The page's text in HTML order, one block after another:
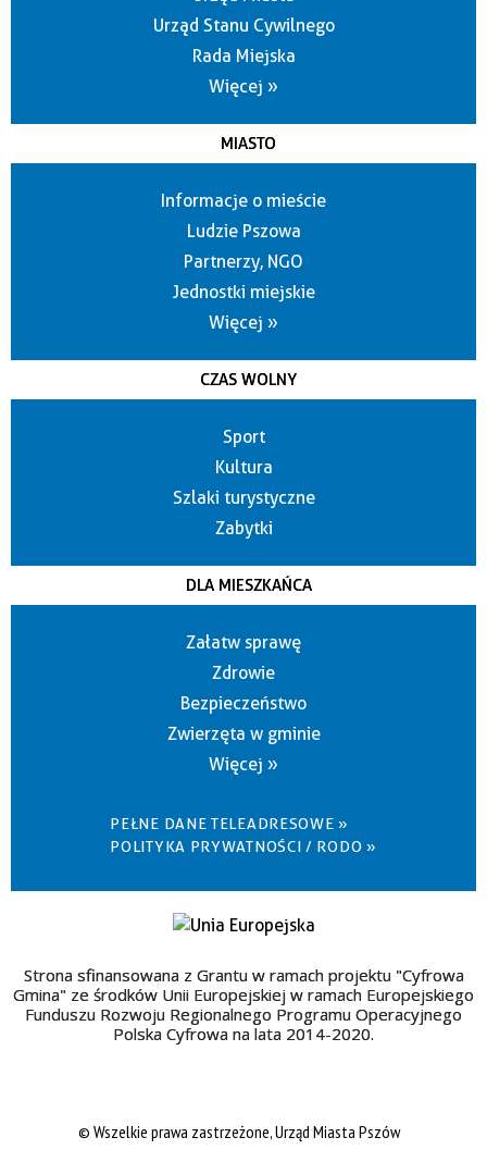
Urząd Stanu Cywilnego
Rada Miejska
Więcej »
MIASTO
Informacje o mieście
Ludzie Pszowa
Partnerzy, NGO
Jednostki miejskie
Więcej »
CZAS WOLNY
Sport
Kultura
Szlaki turystyczne
Zabytki
DLA MIESZKAŃCA
Załatw sprawę
Zdrowie
Bezpieczeństwo
Zwierzęta w gminie
Więcej »
PEŁNE DANE TELEADRESOWE »
POLITYKA PRYWATNOŚCI / RODO »
Strona sfinansowana z Grantu w ramach projektu "Cyfrowa
Gmina" ze środków Unii Europejskiej w ramach Europejskiego
Funduszu Rozwoju Regionalnego Programu Operacyjnego
Polska Cyfrowa na lata 2014-2020.
© Wszelkie prawa zastrzeżone, Urząd Miasta Pszów